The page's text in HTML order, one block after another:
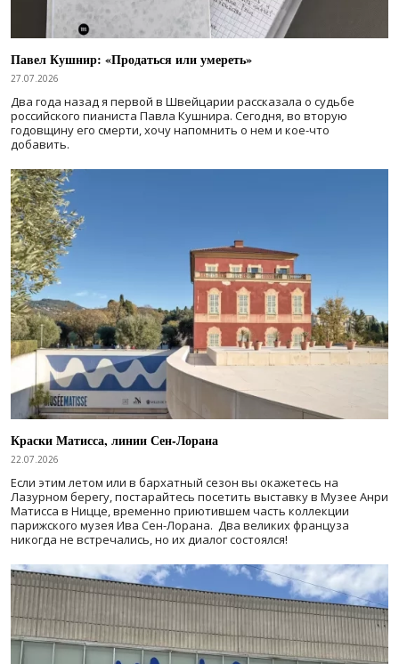
Павел Кушнир: «Продаться или умереть»
27.07.2026
Два года назад я первой в Швейцарии рассказала о судьбе
российского пианиста Павла Кушнира. Сегодня, во вторую
годовщину его смерти, хочу напомнить о нем и кое-что
добавить.
Краски Матисса, линии Сен-Лорана
22.07.2026
Если этим летом или в бархатный сезон вы окажетесь на
Лазурном берегу, постарайтесь посетить выставку в Музее Анри
Матисса в Ницце, временно приютившем часть коллекции
парижского музея Ива Сен-Лорана. Два великих француза
никогда не встречались, но их диалог состоялся!